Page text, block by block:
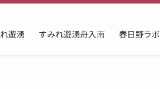
遊湧 すみれ遊湧舟入南 春日野ラボ